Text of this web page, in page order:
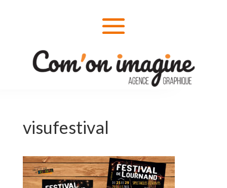
visufestival